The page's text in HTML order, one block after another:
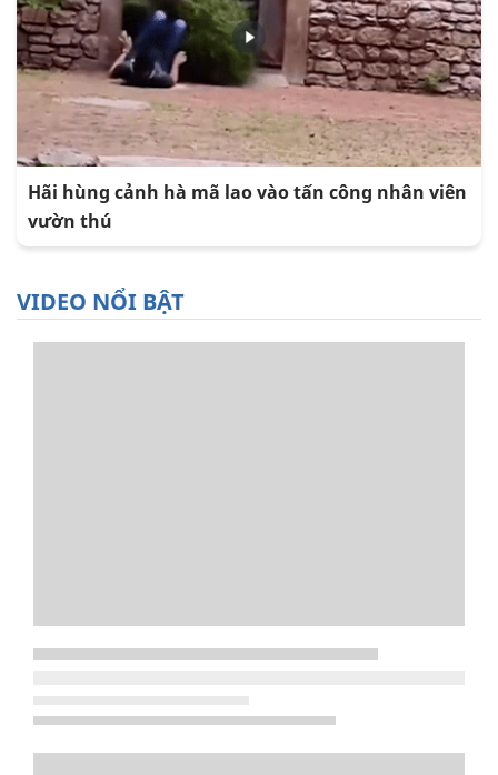
Hãi hùng cảnh hà mã lao vào tấn công nhân viên
vườn thú
VIDEO NỔI BẬT